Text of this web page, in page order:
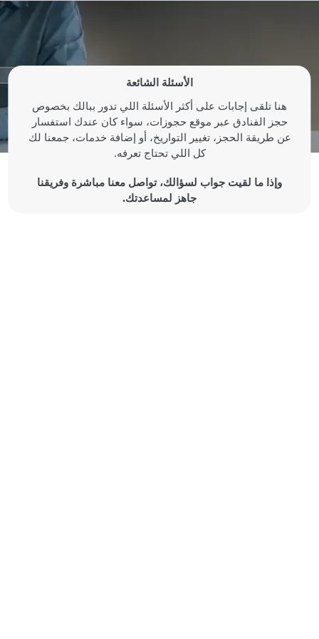
الأسئلة الشائعة
هنا تلقى إجابات على أكثر الأسئلة اللي تدور ببالك بخصوص
حجز الفنادق عبر موقع حجوزات، سواء كان عندك استفسار
عن طريقة الحجز، تغيير التواريخ، أو إضافة خدمات، جمعنا لك
كل اللي تحتاج تعرفه.
وإذا ما لقيت جواب لسؤالك، تواصل معنا مباشرة وفريقنا
جاهز لمساعدتك.